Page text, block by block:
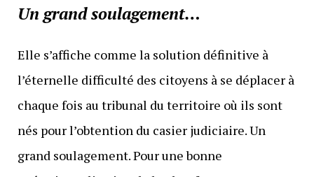
Un grand soulagement…
Elle s’affiche comme la solution définitive à
l’éternelle difficulté des citoyens à se déplacer à
chaque fois au tribunal du territoire où ils sont
nés pour l’obtention du casier judiciaire. Un
grand soulagement. Pour une bonne